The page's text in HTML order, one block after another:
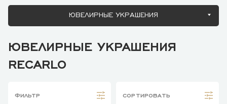
ЮВЕЛИРНЫЕ УКРАШЕНИЯ
ЮВЕЛИРНЫЕ УКРАШЕНИЯ
RECARLO
ФИЛЬТР СОРТИРОВАТЬ